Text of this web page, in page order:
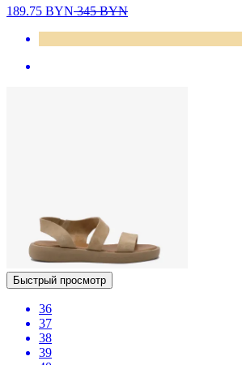
189.75 BYN345BYN
Быстрый просмотр
36
37
38
39